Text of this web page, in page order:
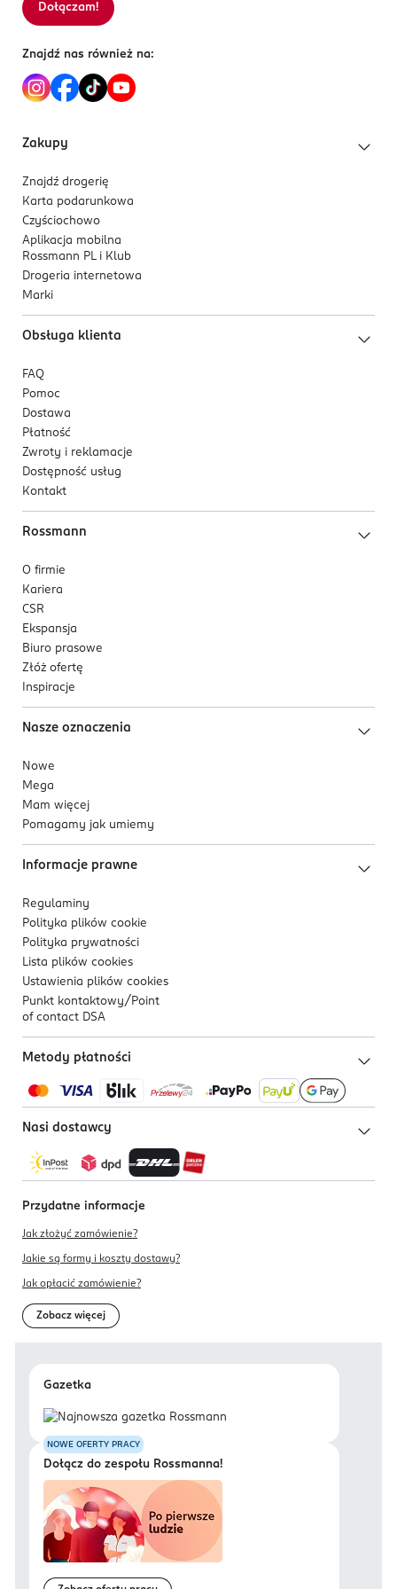
Produkt wegański, przebadany klinicznie.
PHENOXYETHANOL, ETHYLHEXYLGLYCERIN, PARFUM,
Sortowanie wg
Dołączam!
Znajdź nas również na:
Zakupy
Znajdź drogerię
Karta podarunkowa
Czyściochowo
Aplikacja mobilna
Rossmann PL i Klub
Drogeria internetowa
Marki
Obsługa klienta
FAQ
Pomoc
Dostawa
Płatność
Zwroty i reklamacje
Dostępność usług
Kontakt
Rossmann
O firmie
Kariera
CSR
Ekspansja
Biuro prasowe
Złóż ofertę
Inspiracje
Nasze oznaczenia
Nowe
Mega
Mam więcej
Pomagamy jak umiemy
Informacje prawne
Regulaminy
Polityka plików cookie
Polityka prywatności
Lista plików cookies
Ustawienia plików cookies
Punkt kontaktowy/ Point
of contact DSA
Metody płatności
Nasi dostawcy
Przydatne informacje
Jak złożyć zamówienie?
Jakie są formy i koszty dostawy?
Jak opłacić zamówienie?
Zobacz więcej
Gazetka
NOWE OFERTY PRACY
Dołącz do zespołu Rossmanna!